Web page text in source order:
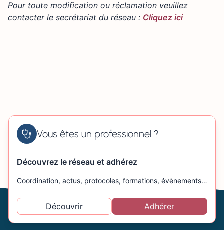
Pour toute modification ou réclamation veuillez
contacter le secrétariat du réseau : Cliquez ici
Vous êtes un professionnel ?
Découvrez le réseau et adhérez
Coordination, actus, protocoles, formations, évènements…
Découvrir Adhérer